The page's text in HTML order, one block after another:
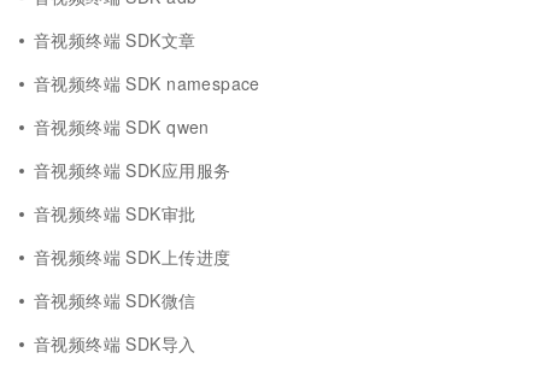
音视频终端 SDK文章
音视频终端 SDK namespace
音视频终端 SDK qwen
音视频终端 SDK应用服务
音视频终端 SDK审批
音视频终端 SDK上传进度
音视频终端 SDK微信
音视频终端 SDK导入